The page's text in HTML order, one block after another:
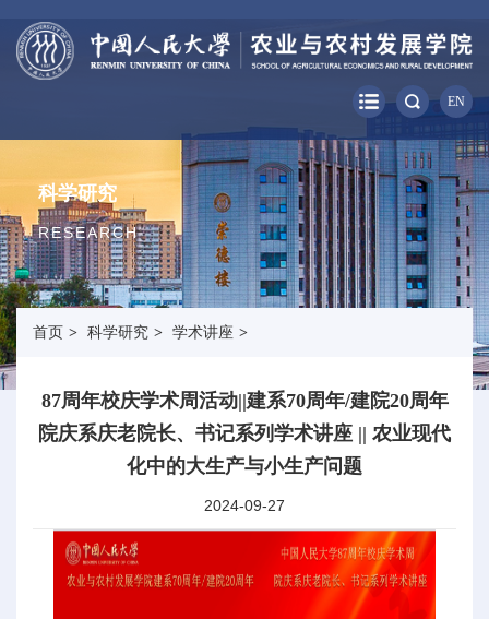
EN
科学研究
RESEARCH
首页 > 科学研究 > 学术讲座 >
87周年校庆学术周活动||建系70周年/建院20周年
院庆系庆老院长、书记系列学术讲座 || 农业现代
化中的大生产与小生产问题
2024-09-27